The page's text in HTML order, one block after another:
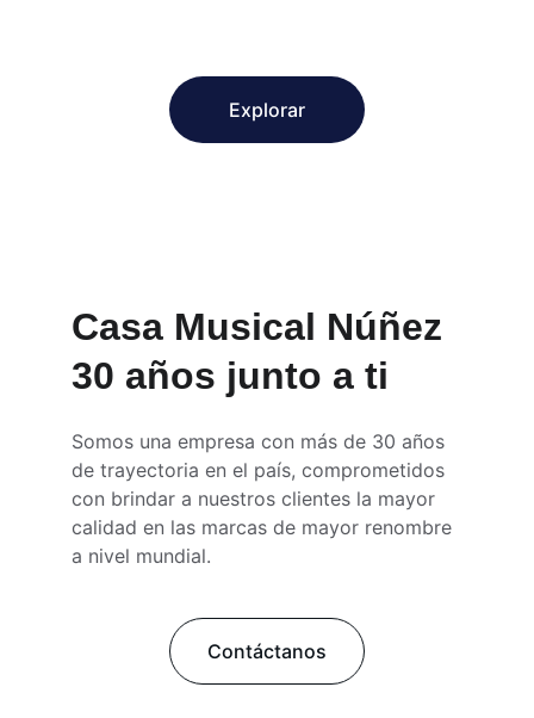
Explorar
Casa Musical Núñez
30 años junto a ti
Somos una empresa con más de 30 años
de trayectoria en el país, comprometidos
con brindar a nuestros clientes la mayor
calidad en las marcas de mayor renombre
a nivel mundial.
Contáctanos